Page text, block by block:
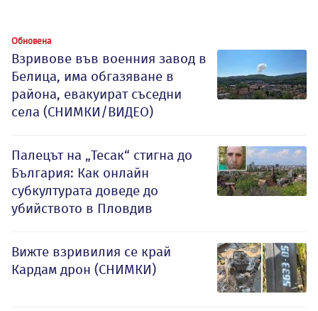
Обновена
Взривове във военния завод в
Белица, има обгазяване в
района, евакуират съседни
села (СНИМКИ/ВИДЕО)
Палецът на „Тесак“ стигна до
България: Как онлайн
субкултурата доведе до
убийството в Пловдив
Вижте взривилия се край
Кардам дрон (СНИМКИ)